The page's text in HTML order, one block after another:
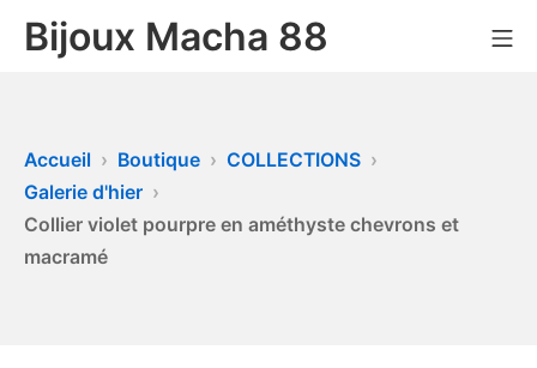
Bijoux Macha 88
Accueil Boutique
COLLECTIONS
Galerie d'hier
Collier violet pourpre en améthyste chevrons et
macramé